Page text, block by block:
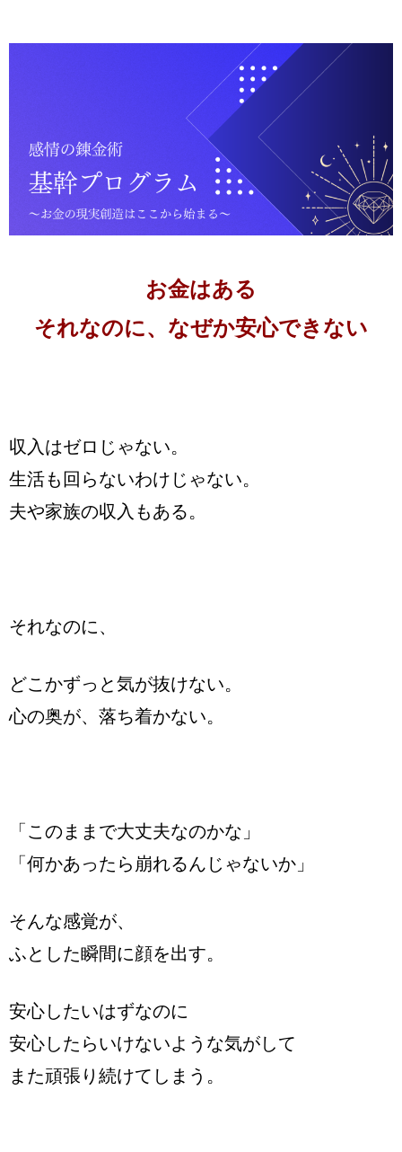
お金はある
それなのに、なぜか安心できない
収入はゼロじゃない。
生活も回らないわけじゃない。
夫や家族の収入もある。
それなのに、
どこかずっと気が抜けない。
心の奥が、落ち着かない。
「このままで大丈夫なのかな」
「何かあったら崩れるんじゃないか」
そんな感覚が、
ふとした瞬間に顔を出す。
安心したいはずなのに
安心したらいけないような気がして
また頑張り続けてしまう。